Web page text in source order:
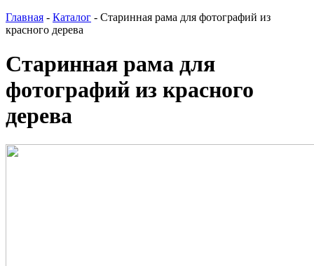
Главная - Каталог - Старинная рама для фотографий из
красного дерева
Старинная рама для
фотографий из красного
дерева